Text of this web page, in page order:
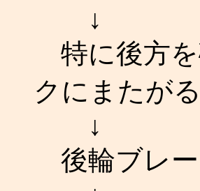
↓
特に後方を
クにまたがる
↓
後輪ブレー